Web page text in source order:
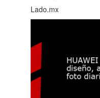
Lado.mx